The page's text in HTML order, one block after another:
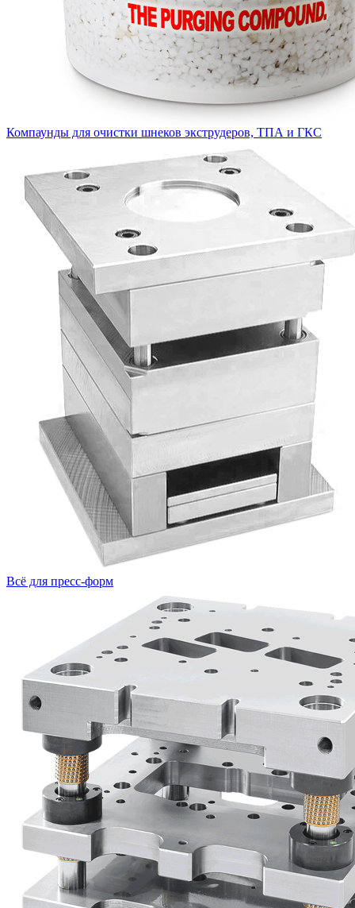
Компаунды для очистки шнеков экструдеров, ТПА и ГКС
Всё для пресс-форм